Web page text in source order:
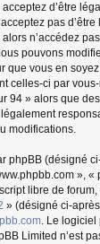
d’être
pas
n’accédez
pouvons
que vous en
celles-ci par
94 » alors que
modifications.
phpBB (désigné
», «
libre de
» (désigné ci-
. Le logiciel
Limited n’est